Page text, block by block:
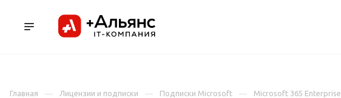
Главная
Лицензии и подписки Подписки Microsoft Microsoft 365 Enterprise